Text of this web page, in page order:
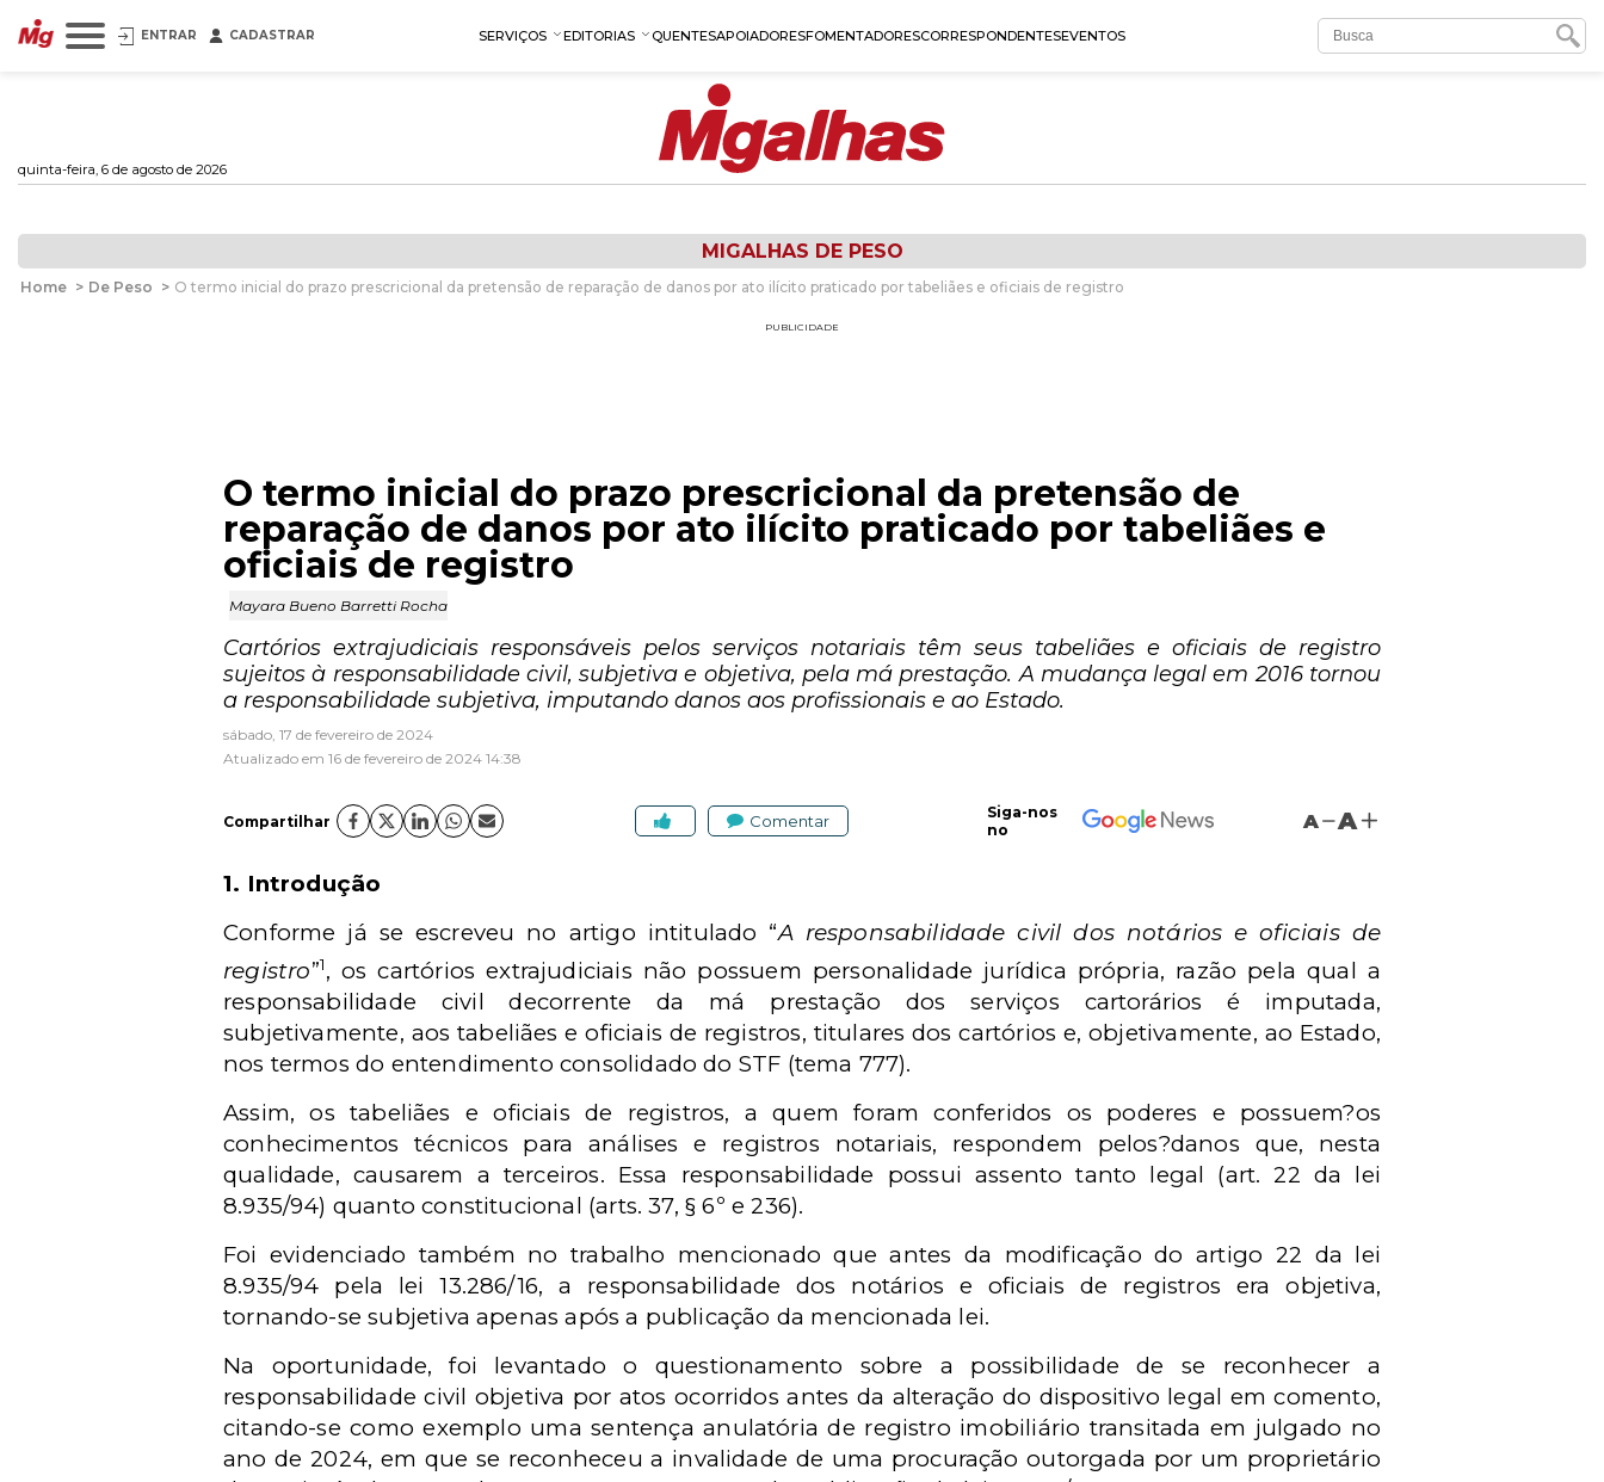
ENTRAR CADASTRAR SERVIÇOS EDITORIAS QUENTESAPOIADORESFOMENTADORESCORRESPONDENTESEVENTOS
quinta-feira, 6 de agosto de 2026
MIGALHAS DE PESO
Home > De Peso > O termo inicial do prazo prescricional da pretensão de reparação de danos por ato ilícito praticado por tabeliães e oficiais de registro
PUBLICIDADE
O termo inicial do prazo prescricional da pretensão de
reparação de danos por ato ilícito praticado por tabeliães e
oficiais de registro
Mayara Bueno Barretti Rocha
Cartórios extrajudiciais responsáveis pelos serviços notariais têm seus tabeliães e oficiais de registro
sujeitos à responsabilidade civil, subjetiva e objetiva, pela má prestação. A mudança legal em 2016 tornou
a responsabilidade subjetiva, imputando danos aos profissionais e ao Estado.
sábado, 17 de fevereiro de 2024
Atualizado em 16 de fevereiro de 2024 14:38
Compartilhar Comentar
Siga-nos
no
A A
1. Introdução
Conforme já se escreveu no artigo intitulado “A responsabilidade civil dos notários e oficiais de
registro”1, os cartórios extrajudiciais não possuem personalidade jurídica própria, razão pela qual a
responsabilidade civil decorrente da má prestação dos serviços cartorários é imputada,
subjetivamente, aos tabeliães e oficiais de registros, titulares dos cartórios e, objetivamente, ao Estado,
nos termos do entendimento consolidado do STF (tema 777).
Assim, os tabeliães e oficiais de registros, a quem foram conferidos os poderes e possuem?os
conhecimentos técnicos para análises e registros notariais, respondem pelos?danos que, nesta
qualidade, causarem a terceiros. Essa responsabilidade possui assento tanto legal (art. 22 da lei
8.935/94) quanto constitucional (arts. 37, § 6º e 236).
Foi evidenciado também no trabalho mencionado que antes da modificação do artigo 22 da lei
8.935/94 pela lei 13.286/16, a responsabilidade dos notários e oficiais de registros era objetiva,
tornando-se subjetiva apenas após a publicação da mencionada lei.
Na oportunidade, foi levantado o questionamento sobre a possibilidade de se reconhecer a
responsabilidade civil objetiva por atos ocorridos antes da alteração do dispositivo legal em comento,
citando-se como exemplo uma sentença anulatória de registro imobiliário transitada em julgado no
ano de 2024, em que se reconheceu a invalidade de uma procuração outorgada por um proprietário